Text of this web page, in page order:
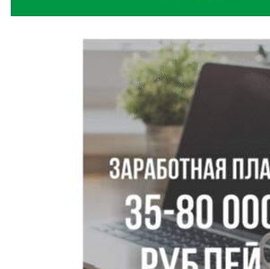
Полная программа празднования Дня
Прогноз погоды на 8-9 августа в
Площадки для контроля перегруза
въездах в Новосибирск
Дольщики долгостроя на Титова в
получили ключи от квартир